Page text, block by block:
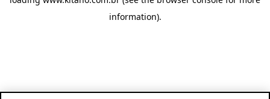
information).